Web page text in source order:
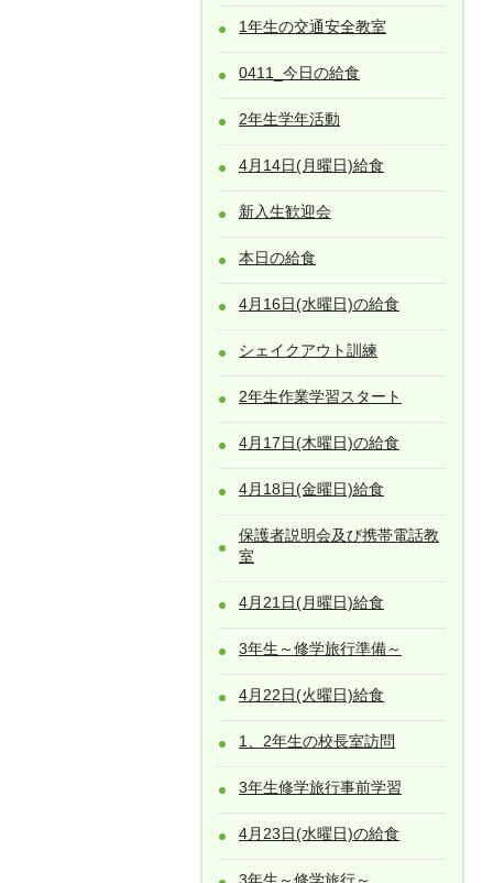
1年生の交通安全教室
0411_今日の給食
2年生学年活動
4月14日(月曜日)給食
新入生歓迎会
本日の給食
4月16日(水曜日)の給食
シェイクアウト訓練
2年生作業学習スタート
4月17日(木曜日)の給食
4月18日(金曜日)給食
保護者説明会及び携帯電話教
室
4月21日(月曜日)給食
3年生～修学旅行準備～
4月22日(火曜日)給食
1、2年生の校長室訪問
3年生修学旅行事前学習
4月23日(水曜日)の給食